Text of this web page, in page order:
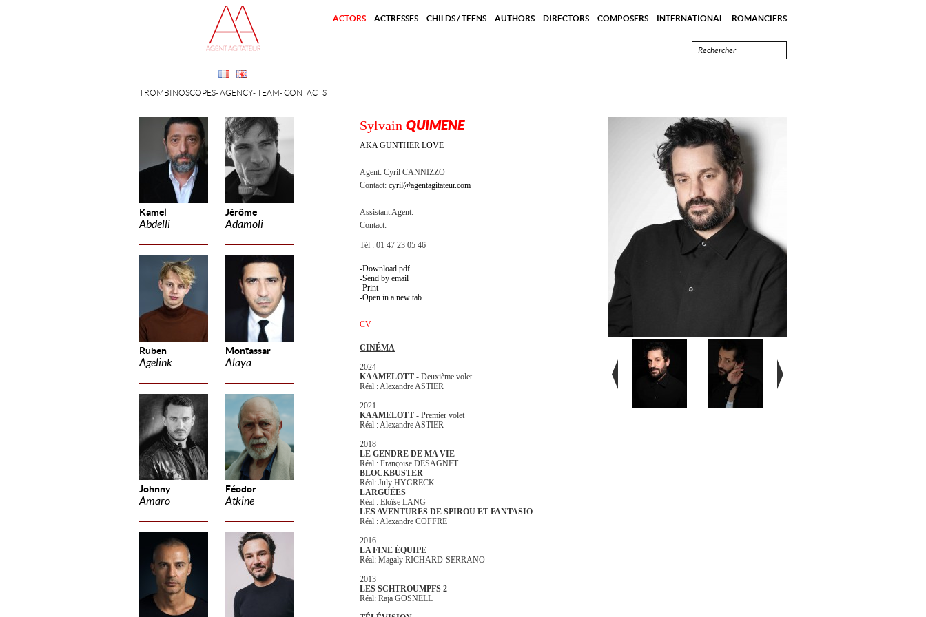
Kamel
Abdelli
Jérôme
Adamoli
Ruben
Agelink
Montassar
Alaya
Johnny
Amaro
Féodor
Atkine
TROMBINOSCOPES AGENCY TEAM CONTACTS
ACTORS ACTRESSES CHILDS / TEENS AUTHORS DIRECTORS COMPOSERS INTERNATIONAL ROMANCIERS
Sylvain QUIMENE
AKA GUNTHER LOVE
Agent: Cyril CANNIZZO
Contact: cyril@agentagitateur.com
Assistant Agent:
Contact:
Tél : 01 47 23 05 46
Download pdf
Send by email
Print
Open in a new tab
CV
CINÉMA
2024
KAAMELOTT - Deuxième volet
Réal : Alexandre ASTIER
2021
KAAMELOTT - Premier volet
Réal : Alexandre ASTIER
2018
LE GENDRE DE MA VIE
Réal : Françoise DESAGNET
BLOCKBUSTER
Réal: July HYGRECK
LARGUÉES
Réal : Eloîse LANG
LES AVENTURES DE SPIROU ET FANTASIO
Réal : Alexandre COFFRE
2016
LA FINE ÉQUIPE
Réal: Magaly RICHARD-SERRANO
2013
LES SCHTROUMPFS 2
Réal: Raja GOSNELL